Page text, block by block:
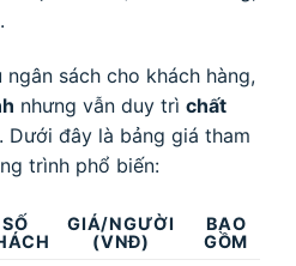
sách cho khách hàng,
nhưng vẫn duy trì chất
. Dưới đây là bảng giá tham
trình phổ biến:
SỐ
GIÁ/NGƯỜI
(VNĐ)
BAO
GỒM